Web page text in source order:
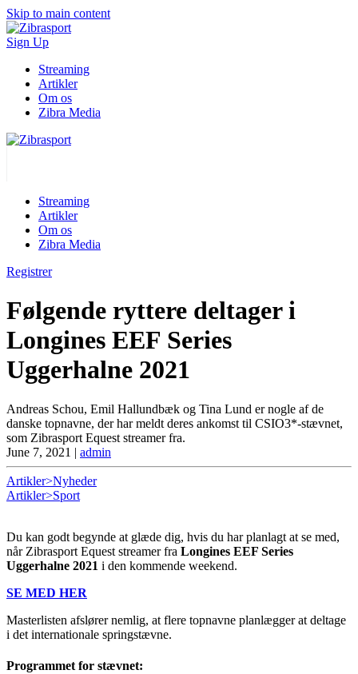
Skip to main content
Sign Up
Streaming
Artikler
Om os
Zibra Media
Streaming
Artikler
Om os
Zibra Media
Registrer
Følgende ryttere deltager i
Longines EEF Series
Uggerhalne 2021
Andreas Schou, Emil Hallundbæk og Tina Lund er nogle af de
danske topnavne, der har meldt deres ankomst til CSIO3*-stævnet,
som Zibrasport Equest streamer fra.
June 7, 2021 | admin
Artikler>Nyheder
Artikler>Sport
Du kan godt begynde at glæde dig, hvis du har planlagt at se med,
når Zibrasport Equest streamer fra Longines EEF Series
Uggerhalne 2021 i den kommende weekend.
SE MED HER
Masterlisten afslører nemlig, at flere topnavne planlægger at deltage
i det internationale springstævne.
Programmet for stævnet: